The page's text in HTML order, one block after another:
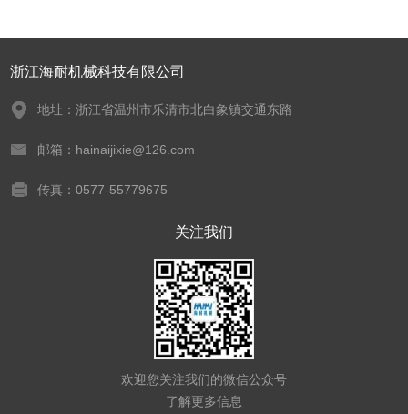
浙江海耐机械科技有限公司
地址：浙江省温州市乐清市北白象镇交通东路
邮箱：hainaijixie@126.com
传真：0577-55779675
关注我们
欢迎您关注我们的微信公众号
了解更多信息